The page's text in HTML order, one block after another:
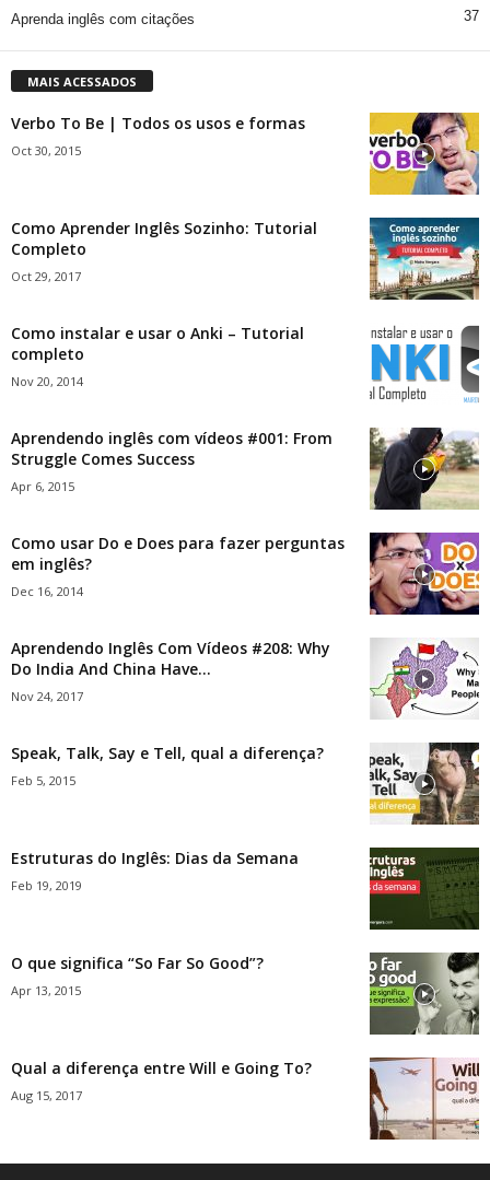
Aprenda inglês com citações 37
MAIS ACESSADOS
Verbo To Be | Todos os usos e formas
Oct 30, 2015
Como Aprender Inglês Sozinho: Tutorial
Completo
Oct 29, 2017
Como instalar e usar o Anki – Tutorial
completo
Nov 20, 2014
Aprendendo inglês com vídeos #001: From
Struggle Comes Success
Apr 6, 2015
Como usar Do e Does para fazer perguntas
em inglês?
Dec 16, 2014
Aprendendo Inglês Com Vídeos #208: Why
Do India And China Have...
Nov 24, 2017
Speak, Talk, Say e Tell, qual a diferença?
Feb 5, 2015
Estruturas do Inglês: Dias da Semana
Feb 19, 2019
O que significa “So Far So Good”?
Apr 13, 2015
Qual a diferença entre Will e Going To?
Aug 15, 2017